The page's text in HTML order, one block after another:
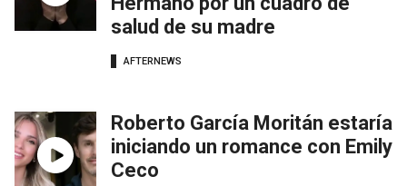
salud de su madre
AFTERNEWS
Roberto García Moritán estaría
iniciando un romance con Emily
Ceco